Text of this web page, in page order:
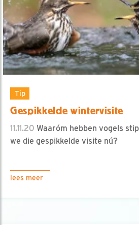
Tip
Gespikkelde wintervisite
11.11.20 Waaróm hebben vogels
we die gespikkelde visite nú?
lees meer